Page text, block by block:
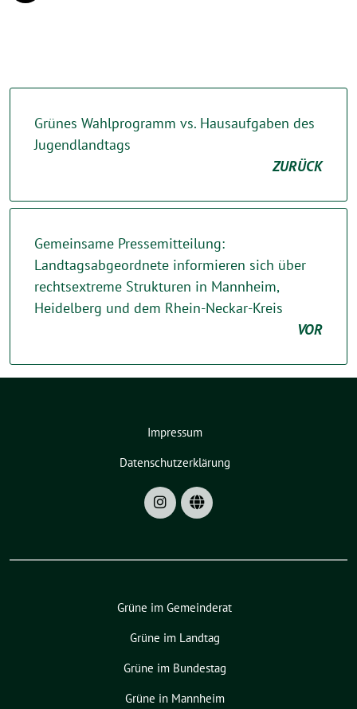
Grünes Wahlprogramm vs. Hausaufgaben des
Jugendlandtags
ZURÜCK
Gemeinsame Pressemitteilung:
Landtagsabgeordnete informieren sich über
rechtsextreme Strukturen in Mannheim,
Heidelberg und dem Rhein-Neckar-Kreis
VOR
Impressum
Datenschutzerklärung
Grüne im Gemeinderat
Grüne im Landtag
Grüne im Bundestag
Grüne in Mannheim